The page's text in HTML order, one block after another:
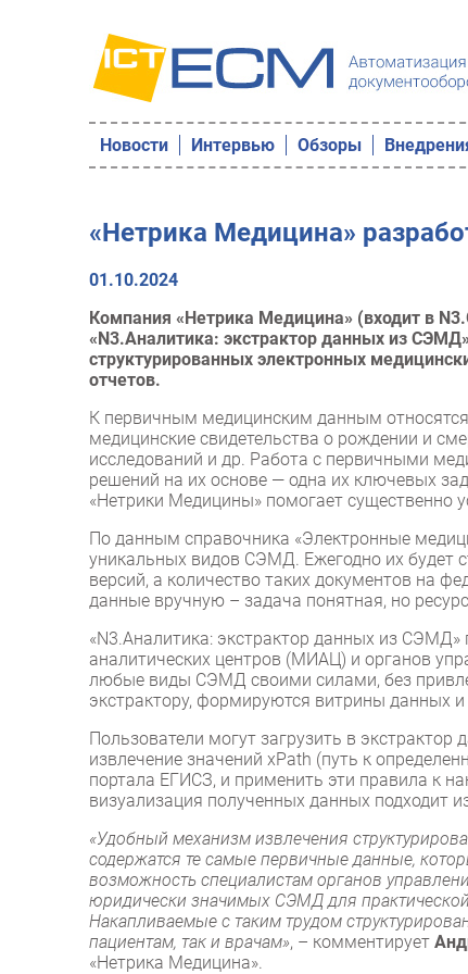
Новости Интервью Обзоры
«Нетрика Медицина»
01.10.2024
Компания «Нетрика Медицина» (входит в
«N3.Аналитика: экстрактор данных из
структурированных электронных
отчетов.
К первичным медицинским данным
медицинские свидетельства о рождении и
исследований и др. Работа с первичными
решений на их основе — одна их ключевых
«Нетрики Медицины» помогает существенно
По данным справочника «Электронные
уникальных видов СЭМД. Ежегодно их будет
версий, а количество таких документов на
данные вручную – задача понятная, но
«N3.Аналитика: экстрактор данных из
аналитических центров (МИАЦ) и органов
любые виды СЭМД своими силами, без
экстрактору, формируются витрины данных
Пользователи могут загрузить в
извлечение значений xPath (путь к
портала ЕГИСЗ, и применить эти правила к
визуализация полученных данных подходит
«Удобный механизм извлечения
содержатся те самые первичные данные,
возможность специалистам органов
юридически значимых СЭМД для
Накапливаемые с таким трудом
пациентам, так и врачам», – комментирует
«Нетрика Медицина».